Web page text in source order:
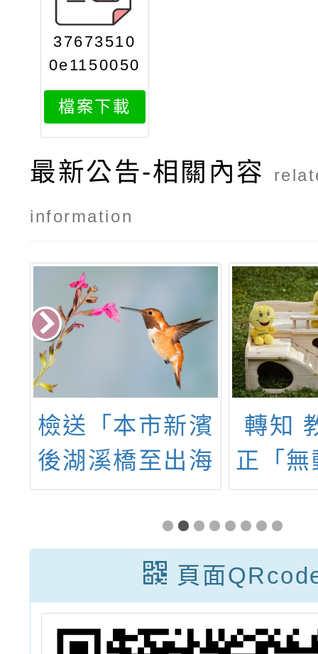
37673510
0e1150050
692attach
3
檔案下載
最新公告-相關內容
information
檢送「本市新濱
後湖溪橋至出海
口從事獨木舟、
立式划槳及輕艇
活動之限制及應
注意事項」公告
1份
轉知
正「
運動
格檢
9條及
定相
頁面